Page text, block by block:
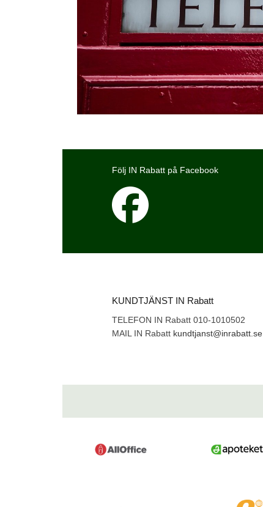
Följ IN Rabatt på Facebook
KUNDTJÄNST IN Rabatt
TELEFON IN Rabatt 010-1010502
MAIL IN Rabatt kundtjanst@inrabatt.se